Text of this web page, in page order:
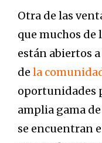
Otra de las
que muchos de
están abiertos
de la
oportunidades
amplia gama
se encuentran